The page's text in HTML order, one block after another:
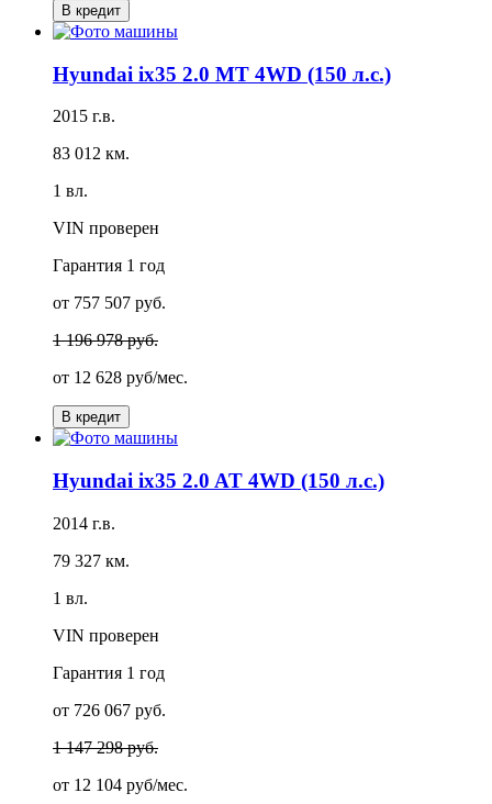
В кредит
Hyundai ix35 2.0 MT 4WD (150 л.с.)
2015 г.в.
83 012 км.
1 вл.
VIN проверен
Гарантия 1 год
от 757 507 руб.
1 196 978 руб.
от 12 628 руб/мес.
В кредит
Hyundai ix35 2.0 AT 4WD (150 л.с.)
2014 г.в.
79 327 км.
1 вл.
VIN проверен
Гарантия 1 год
от 726 067 руб.
1 147 298 руб.
от 12 104 руб/мес.